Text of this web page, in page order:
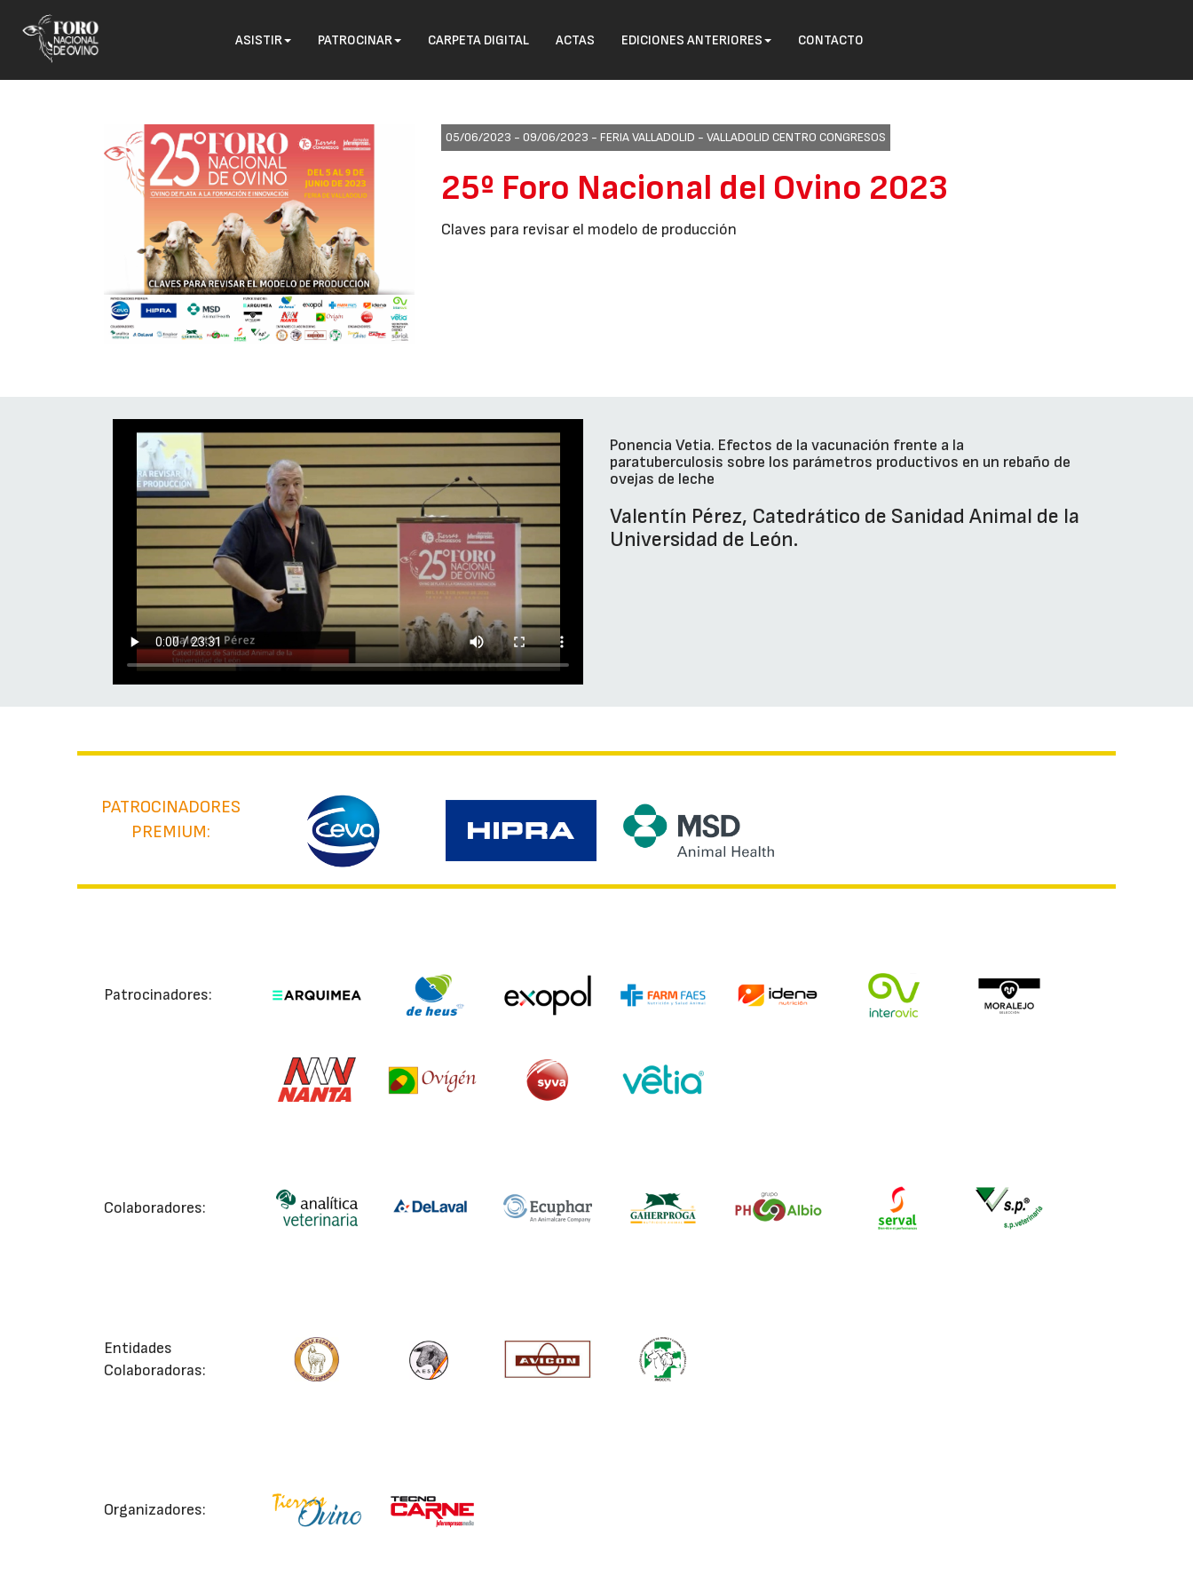
ASISTIR PATROCINAR CARPETA DIGITAL ACTAS EDICIONES ANTERIORES CONTACTO
05/06/2023 - 09/06/2023 - FERIA VALLADOLID - VALLADOLID CENTRO CONGRESOS
25º Foro Nacional del Ovino 2023
Claves para revisar el modelo de producción
Ponencia Vetia. Efectos de la vacunación frente a la
paratuberculosis sobre los parámetros productivos en un rebaño de
ovejas de leche
Valentín Pérez, Catedrático de Sanidad Animal de la
Universidad de León.
PATROCINADORES
PREMIUM:
Patrocinadores:
Colaboradores:
Entidades
Colaboradoras:
Organizadores: